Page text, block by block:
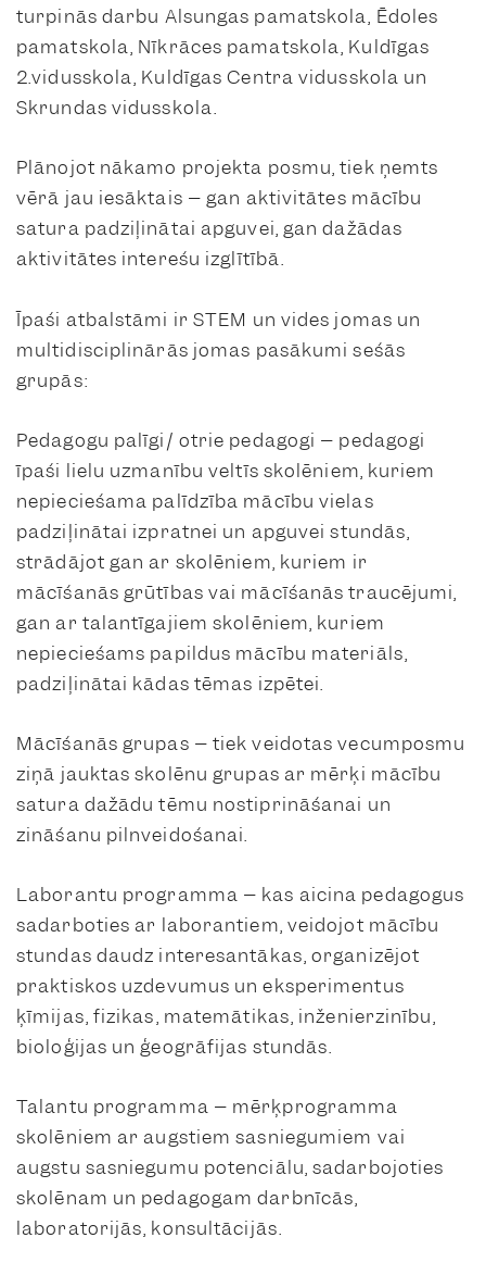
turpinās darbu Alsungas pamatskola, Ēdoles
pamatskola, Nīkrāces pamatskola, Kuldīgas
2.vidusskola, Kuldīgas Centra vidusskola un
Skrundas vidusskola.
Plānojot nākamo projekta posmu, tiek ņemts
vērā jau iesāktais – gan aktivitātes mācību
satura padziļinātai apguvei, gan dažādas
aktivitātes interešu izglītībā.
Īpaši atbalstāmi ir STEM un vides jomas un
multidisciplinārās jomas pasākumi sešās
grupās:
Pedagogu palīgi/ otrie pedagogi – pedagogi
īpaši lielu uzmanību veltīs skolēniem, kuriem
nepieciešama palīdzība mācību vielas
padziļinātai izpratnei un apguvei stundās,
strādājot gan ar skolēniem, kuriem ir
mācīšanās grūtības vai mācīšanās traucējumi,
gan ar talantīgajiem skolēniem, kuriem
nepieciešams papildus mācību materiāls,
padziļinātai kādas tēmas izpētei.
Mācīšanās grupas – tiek veidotas vecumposmu
ziņā jauktas skolēnu grupas ar mērķi mācību
satura dažādu tēmu nostiprināšanai un
zināšanu pilnveidošanai.
Laborantu programma – kas aicina pedagogus
sadarboties ar laborantiem, veidojot mācību
stundas daudz interesantākas, organizējot
praktiskos uzdevumus un eksperimentus
ķīmijas, fizikas, matemātikas, inženierzinību,
bioloģijas un ģeogrāfijas stundās.
Talantu programma – mērķprogramma
skolēniem ar augstiem sasniegumiem vai
augstu sasniegumu potenciālu, sadarbojoties
skolēnam un pedagogam darbnīcās,
laboratorijās, konsultācijās.